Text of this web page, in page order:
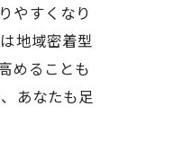
やすくなり
地域密着型
めることも
あなたも足